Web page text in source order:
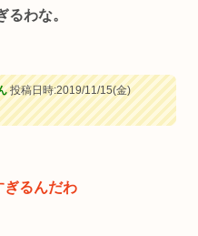
るわな。
投稿日時:2019/11/15(金)
るんだわ